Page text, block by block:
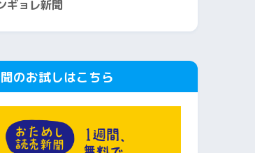
ギョレ新聞
のお試しはこちら